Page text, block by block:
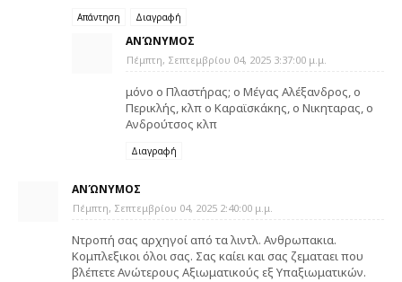
Απάντηση Διαγραφή
ΑΝΏΝΥΜΟΣ
Πέμπτη, Σεπτεμβρίου 04, 2025 3:37:00 μ.μ.
μόνο ο Πλαστήρας; ο Μέγας Αλέξανδρος, ο
Περικλής, κλπ ο Καραϊσκάκης, ο Νικηταρας, ο
Ανδρούτσος κλπ
Διαγραφή
ΑΝΏΝΥΜΟΣ
Πέμπτη, Σεπτεμβρίου 04, 2025 2:40:00 μ.μ.
Ντροπή σας αρχηγοί από τα λιντλ. Ανθρωπακια.
Κομπλεξικοι όλοι σας. Σας καίει και σας ζεματαει που
βλέπετε Ανώτερους Αξιωματικούς εξ Υπαξιωματικών.